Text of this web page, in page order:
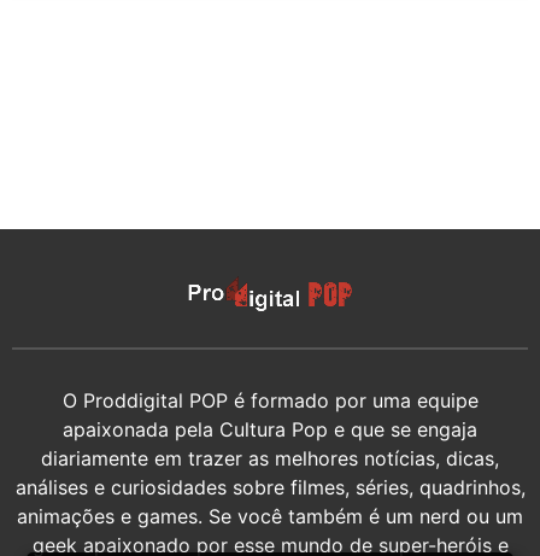
O Proddigital POP é formado por uma equipe
apaixonada pela Cultura Pop e que se engaja
diariamente em trazer as melhores notícias, dicas,
análises e curiosidades sobre filmes, séries, quadrinhos,
animações e games. Se você também é um nerd ou um
geek apaixonado por esse mundo de super-heróis e